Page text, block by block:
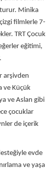
Minika
filmlerle 7-
TRT Çocuk
eğitimi,
arşivden
ve Küçük
ve Aslan gibi
çocuklar
de içerik
evde
ve yaşa